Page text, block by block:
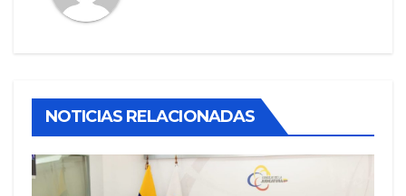
NOTICIAS RELACIONADAS